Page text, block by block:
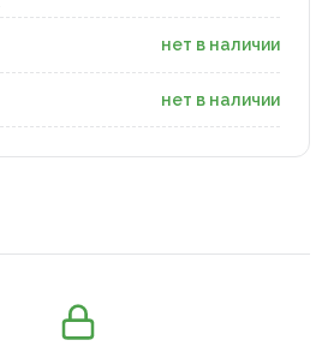
нет в наличии
нет в наличии